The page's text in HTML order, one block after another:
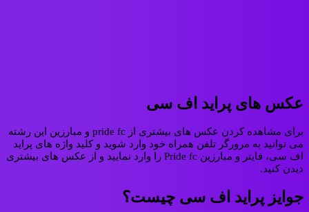
عکس های پراید اف سی
برای مشاهده کردن عکس های بیشتری از pride fc و مبارزین این رشته
می توانید به مرورگر تلفن همراه خود وارد شوید و کلید واژه های پراید
اف سی، فایتر و مبارزین Pride fc را وارد نمایید و از عکس های بیشتری
دیدن کنید.
جوایز پراید اف سی چیست؟